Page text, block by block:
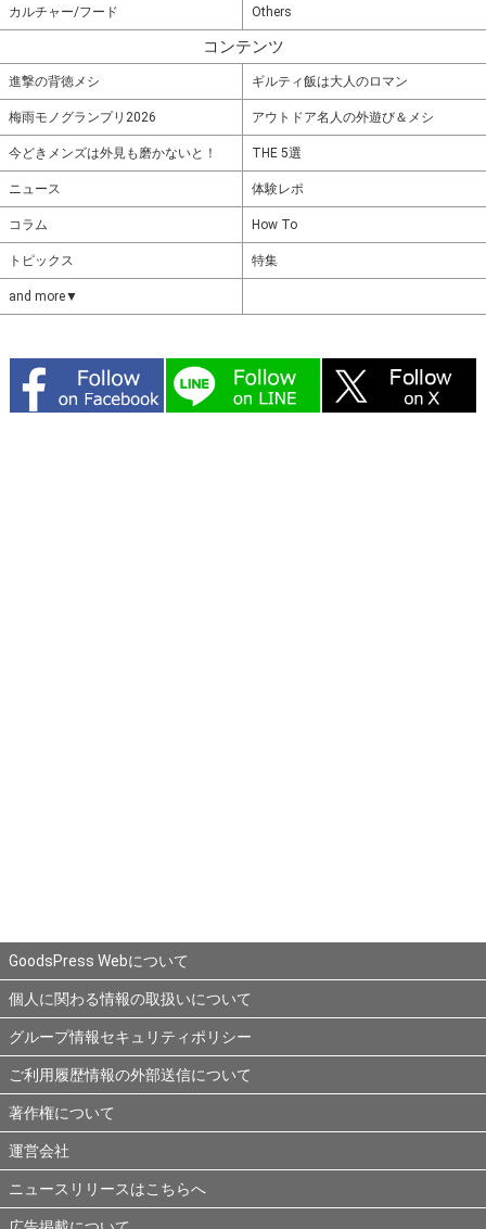
カルチャー/フード Others
コンテンツ
進撃の背徳メシ ギルティ飯は大人のロマン
梅雨モノグランプリ2026 アウトドア名人の外遊び＆メシ
今どきメンズは外見も磨かないと！ THE 5選
ニュース 体験レポ
コラム How To
トピックス 特集
and more▼
GoodsPress Webについて
個人に関わる情報の取扱いについて
グループ情報セキュリティポリシー
ご利用履歴情報の外部送信について
著作権について
運営会社
ニュースリリースはこちらへ